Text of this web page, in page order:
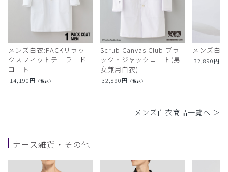
メンズ白衣:PACKリラッ
クスフィットテーラード
コート
14,190円 （税込）
Scrub Canvas Club:ブラ
ック・ジャックコート(男
女兼用白衣)
32,890円 （税込）
メンズ白
32,890円
メンズ白衣商品一覧へ ＞
ナース雑貨・その他